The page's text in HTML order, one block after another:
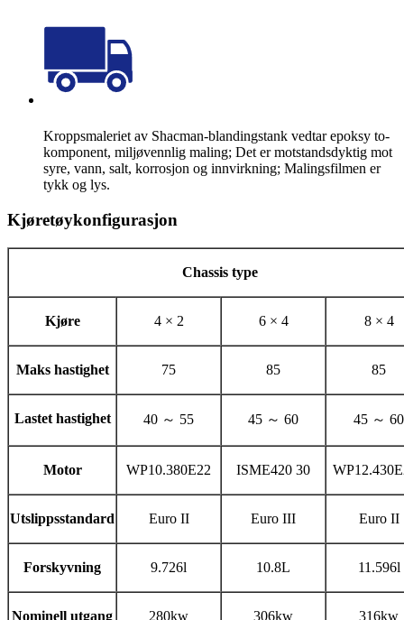
Kroppsmaleriet av Shacman-blandingstank vedtar epoksy to-
komponent, miljøvennlig maling; Det er motstandsdyktig mot
syre, vann, salt, korrosjon og innvirkning; Malingsfilmen er
tykk og lys.
Kjøretøykonfigurasjon
Chassis type
Kjøre 4 × 2 6 × 4 8 × 4
Maks hastighet 75 85 85
Lastet hastighet 40 ～ 55 45 ～ 60 45 ～ 60
Motor WP10.380E22 ISME420 30
Utslippsstandard Euro II Euro III Euro II
Forskyvning 9.726l 10.8L 11.596l
Nominell utgang 280kw 306kw 316kw